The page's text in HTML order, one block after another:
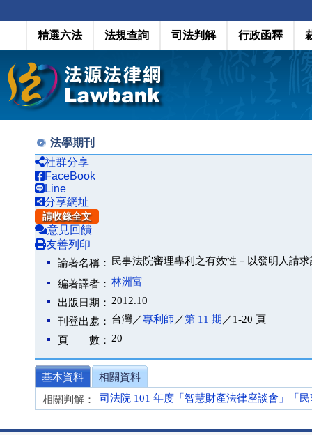
精選六法 法規查詢 司法判解 行政函釋
法學期刊
社群分享
FaceBook
Line
分享網址
請收錄全文
意見回饋
友善列印
論著名稱： 民事法院審理專利之有效性－以發明人請
編著譯者： 林洲富
出版日期： 2012.10
刊登出處： 台灣／專利師 ／第 11 期 ／1-20 頁
頁 數： 20
基本資料
相關資料
相關判解：
司法院 101 年度「智慧財產法律座談會」「